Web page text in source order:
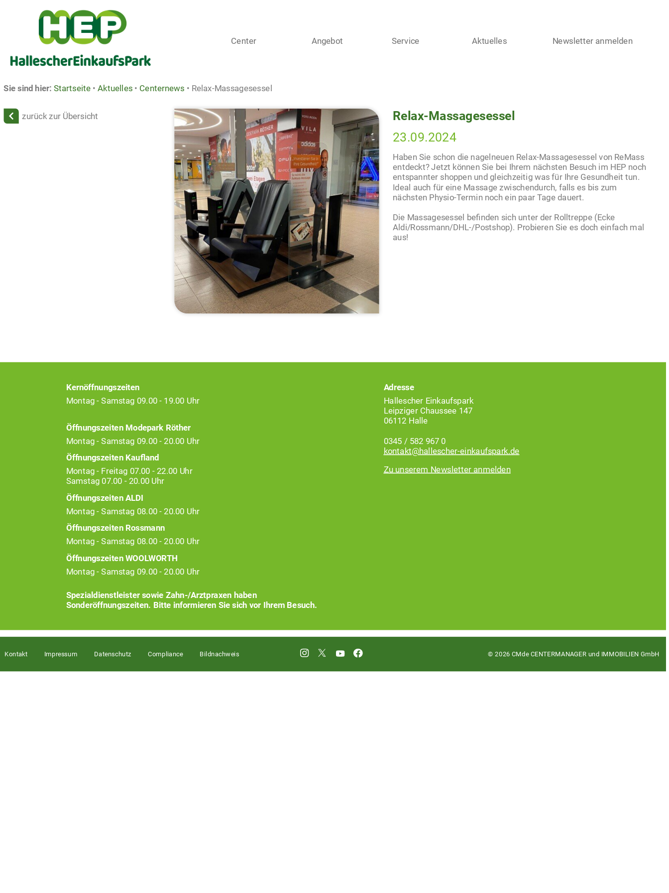
Center Angebot Service Aktuelles Newsletter anmelden
Sie sind hier: Startseite • Aktuelles • Centernews • Relax-Massagesessel
zurück zur Übersicht Relax-Massagesessel
23.09.2024
Haben Sie schon die nagelneuen Relax-Massagesessel von ReMass
entdeckt? Jetzt können Sie bei Ihrem nächsten Besuch im HEP noch
entspannter shoppen und gleichzeitig was für Ihre Gesundheit tun.
Ideal auch für eine Massage zwischendurch, falls es bis zum
nächsten Physio-Termin noch ein paar Tage dauert.
Die Massagesessel befinden sich unter der Rolltreppe (Ecke
Aldi/Rossmann/DHL-/Postshop). Probieren Sie es doch einfach mal
aus!
Kernöffnungszeiten
Montag - Samstag 09.00 - 19.00 Uhr
Öffnungszeiten Modepark Röther
Montag - Samstag 09.00 - 20.00 Uhr
Öffnungszeiten Kaufland
Montag - Freitag 07.00 - 22.00 Uhr
Samstag 07.00 - 20.00 Uhr
Öffnungszeiten ALDI
Montag - Samstag 08.00 - 20.00 Uhr
Öffnungszeiten Rossmann
Montag - Samstag 08.00 - 20.00 Uhr
Öffnungszeiten WOOLWORTH
Montag - Samstag 09.00 - 20.00 Uhr
Spezialdienstleister sowie Zahn-/Arztpraxen haben
Sonderöffnungszeiten. Bitte informieren Sie sich vor Ihrem Besuch.
Adresse
Hallescher Einkaufspark
Leipziger Chaussee 147
06112 Halle
0345 / 582 967 0
kontakt@hallescher-einkaufspark.de
Zu unserem Newsletter anmelden
Kontakt Impressum Datenschutz Compliance Bildnachweis © 2026 CMde CENTERMANAGER und IMMOBILIEN GmbH